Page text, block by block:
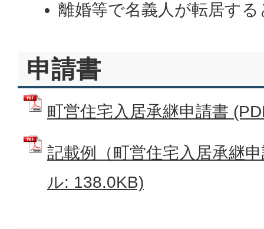
離婚等で名義人が転居する
申請書
町営住宅入居承継申請書
記載例（町営住宅入居承継
ル: 138.0KB)